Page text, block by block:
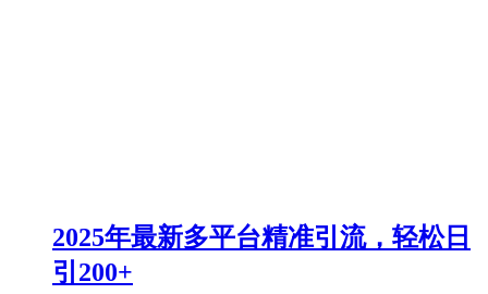
2025年最新多平台精准引流，轻松日
引200+